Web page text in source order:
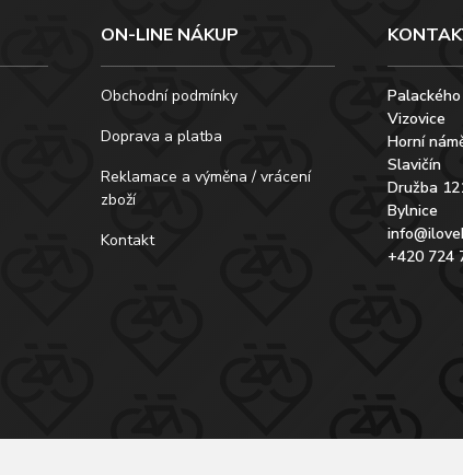
ON-LINE NÁKUP
Obchodní podmínky
Doprava a platba
Reklamace a výměna / vrácení
zboží
Kontakt
Vizovice
Horní
Slavičín
Družba
Bylnice
+420 724